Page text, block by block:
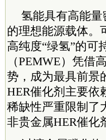
氢能具有高能
的理想能源载体。
高纯度“绿氢”的可
（PEMWE）凭借
势，成为最具前景
HER催化剂主要依
稀缺性严重限制了
非贵金属HER催化